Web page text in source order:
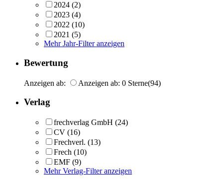
2024 (2)
2023 (4)
2022 (10)
2021 (5)
Mehr Jahr-Filter anzeigen
Bewertung
Anzeigen ab: Anzeigen ab: 0 Sterne(94)
Verlag
frechverlag GmbH (24)
CV (16)
Frechverl. (13)
Frech (10)
EMF (9)
Mehr Verlag-Filter anzeigen